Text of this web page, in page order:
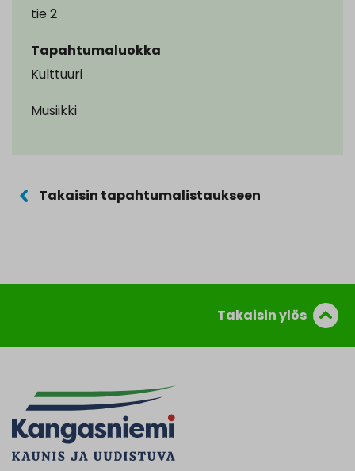
tie 2
Tapahtumaluokka
Kulttuuri
Musiikki
Takaisin tapahtumalistaukseen
Takaisin ylös